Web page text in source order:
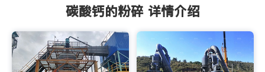
碳酸钙的粉碎 详情介绍